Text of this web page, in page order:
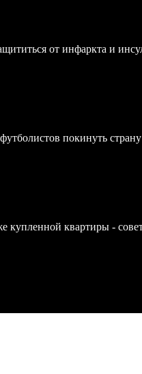
от инфаркта и
покинуть страну
купленной квартиры -